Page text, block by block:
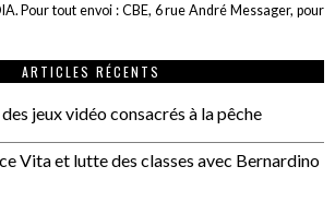
Pour tout envoi : CBE, 6 rue André Messager, pour
ARTICLES RÉCENTS
jeux vidéo consacrés à la pêche
Vita et lutte des classes avec Bernardino